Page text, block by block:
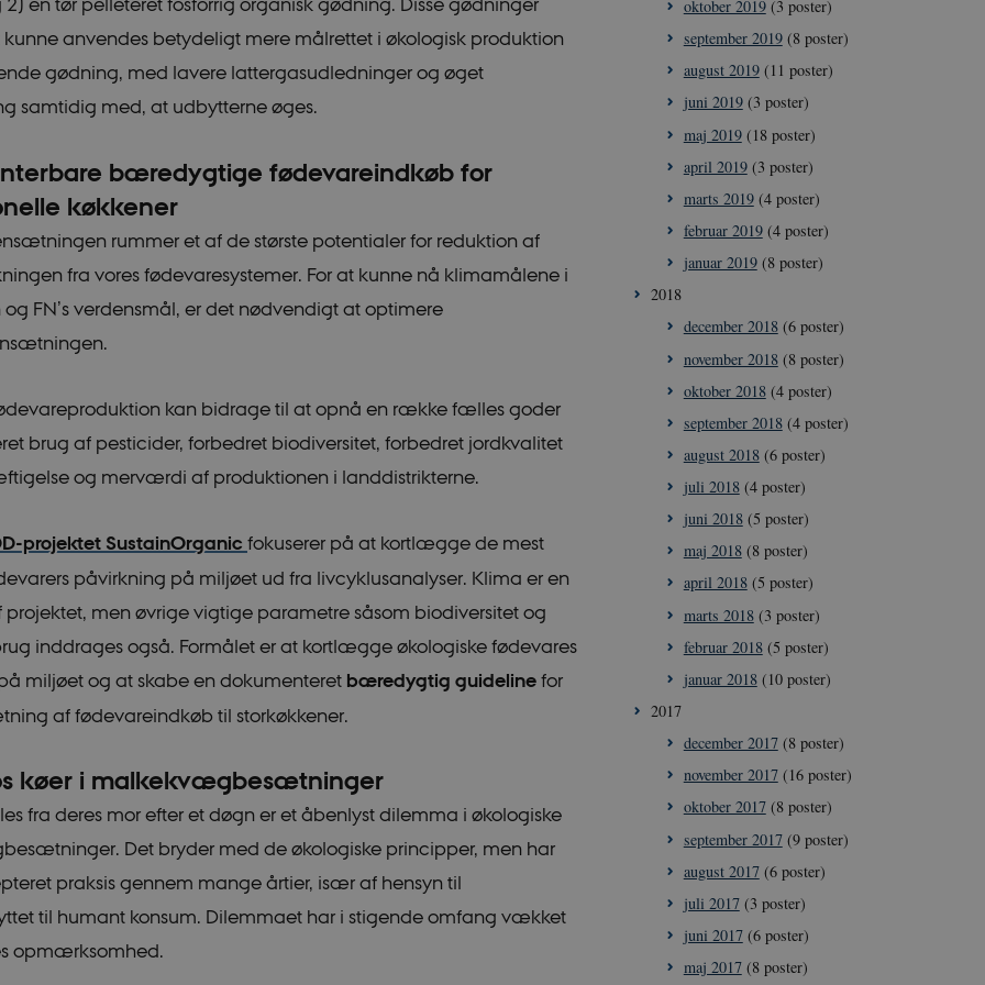
kunne anvendes betydeligt mere målrettet i økologisk produktion
gødning, med lavere lattergasudledninger og øget
samtidig med, at udbytterne øges.
bæredygtige fødevareindkøb for
køkkener
rummer et af de største potentialer for reduktion af
fra vores fødevaresystemer. For at kunne nå klimamålene i
og FN’s verdensmål, er det nødvendigt at optimere
kan bidrage til at opnå en række fælles goder
brug af pesticider, forbedret biodiversitet, forbedret jordkvalitet
og merværdi af produktionen i landdistrikterne.
projektet SustainOrganic fokuserer på at kortlægge de mest
påvirkning på miljøet ud fra livcyklusanalyser. Klima er en
men øvrige vigtige parametre såsom biodiversitet og
inddrages også. Formålet er at kortlægge økologiske fødevares
miljøet og at skabe en dokumenteret bæredygtig guidelinefor
af fødevareindkøb til storkøkkener.
køer i malkekvægbesætninger
fra deres mor efter et døgn er et åbenlyst dilemma i økologiske
Det bryder med de økologiske principper, men har
praksis gennem mange årtier, især af hensyn til
til humant konsum. Dilemmaet har i stigende omfang vækket
opmærksomhed.
oktober 2019(3 poster)
september 2019(8 poster)
august 2019(11 poster)
juni 2019(3 poster)
maj 2019(18 poster)
april 2019(3 poster)
marts 2019(4 poster)
februar 2019(4 poster)
januar 2019(8 poster)
2018
december 2018(6 poster)
november 2018(8 poster)
oktober 2018(4 poster)
september 2018(4 poster)
august 2018(6 poster)
juli 2018(4 poster)
juni 2018(5 poster)
maj 2018(8 poster)
april 2018(5 poster)
marts 2018(3 poster)
februar 2018(5 poster)
januar 2018(10 poster)
2017
december 2017(8 poster)
november 2017(16 poster)
oktober 2017(8 poster)
september 2017(9 poster)
august 2017(6 poster)
juli 2017(3 poster)
juni 2017(6 poster)
maj 2017(8 poster)
Nødvendige Statistiske Marketing
med at gøre hjemmesiden brugbar ved at aktivere nogle grundlæggende funktioner som navigation
ikke fungerer uden disse cookies.
.youtube.com
måneder
4 uger
samtykke og privatlivsvalg for deres interaktion
med webstedet. Det registrerer data på den
indstillinger, så deres præferencer bliver hædret i
fremtidige sessioner.
Cloudflare
.vimeo.com
29
41
Denne cookie bruges til at skelne mellem
hjemmesiden for at lave gyldige rapporter om
brugen af deres hjemmeside.
icrofs.dk Session
CookieScript
icrofs.dk
1 år
Denne cookie bruges af Cookie-Script.com-
besøgende. Det er nødvendigt, at Cookie-
icrofs.dk Session
icrofs.dk Session
icrofs.dk Session
icrofs.dk Session
icrofs.dk Session
icrofs.dk Session
.vimeo.com